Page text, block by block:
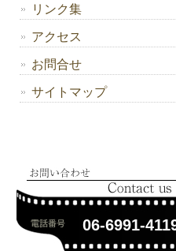
リンク集
アクセス
お問合せ
サイトマップ
06-6991-